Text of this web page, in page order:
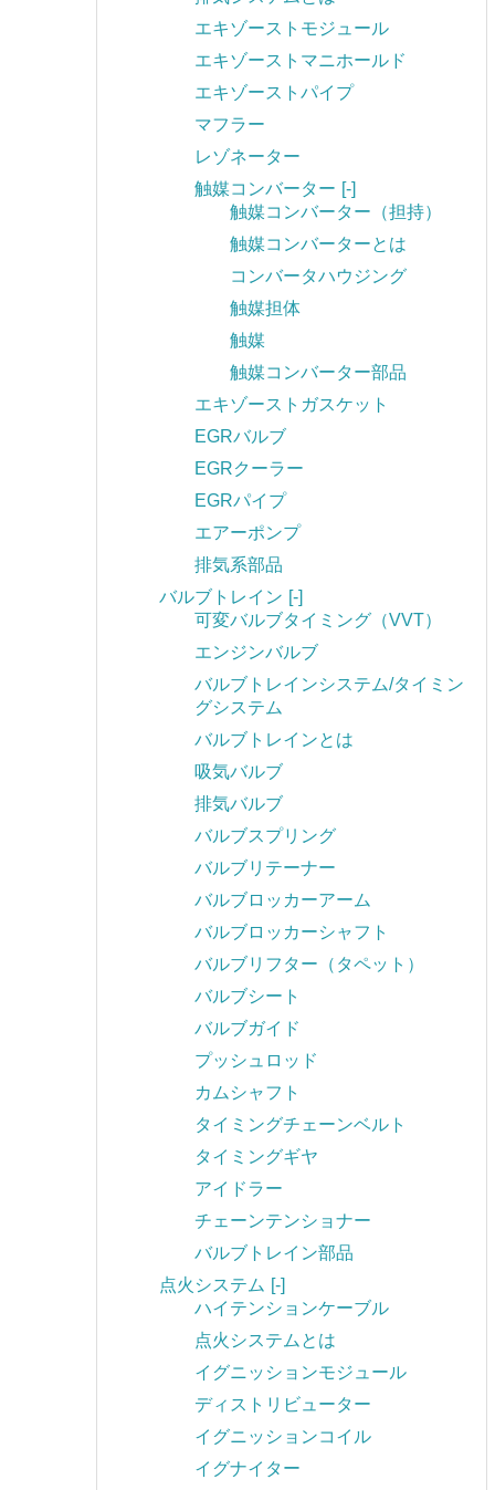
エキゾーストモジュール
エキゾーストマニホールド
エキゾーストパイプ
マフラー
レゾネーター
触媒コンバーター [-]
触媒コンバーター（担持）
触媒コンバーターとは
コンバータハウジング
触媒担体
触媒
触媒コンバーター部品
エキゾーストガスケット
EGRバルブ
EGRクーラー
EGRパイプ
エアーポンプ
排気系部品
バルブトレイン [-]
可変バルブタイミング（VVT）
エンジンバルブ
バルブトレインシステム/タイミン
グシステム
バルブトレインとは
吸気バルブ
排気バルブ
バルブスプリング
バルブリテーナー
バルブロッカーアーム
バルブロッカーシャフト
バルブリフター（タペット）
バルブシート
バルブガイド
プッシュロッド
カムシャフト
タイミングチェーンベルト
タイミングギヤ
アイドラー
チェーンテンショナー
バルブトレイン部品
点火システム [-]
ハイテンションケーブル
点火システムとは
イグニッションモジュール
ディストリビューター
イグニッションコイル
イグナイター